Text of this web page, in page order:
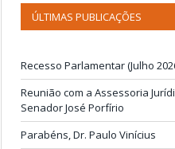
ÚLTIMAS PUBLICAÇÕES
Recesso Parlamentar (Julho
Reunião com a Assessoria
Senador José Porfírio
Parabéns, Dr. Paulo Vinícius